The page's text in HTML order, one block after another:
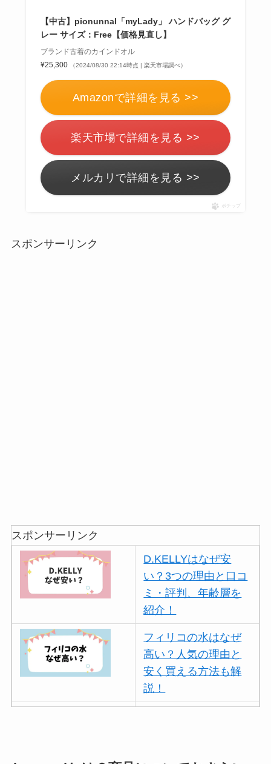
【中古】pionunnal「myLady」 ハンドバッグ グ
レー サイズ：Free【価格見直し】
ブランド古着のカインドオル
¥25,300
（2024/08/30 22:14時点 | 楽天市場調べ）
Amazonで詳細を見る >>
楽天市場で詳細を見る >>
メルカリで詳細を見る >>
ポチップ
スポンサーリンク
スポンサーリンク
D.KELLYはなぜ安
い？3つの理由と口コ
ミ・評判、年齢層を
紹介！
フィリコの水はなぜ
高い？人気の理由と
安く買える方法も解
説！